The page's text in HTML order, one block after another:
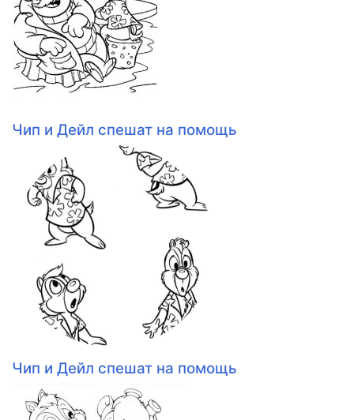
Чип и Дейл спешат на помощь
Чип и Дейл спешат на помощь